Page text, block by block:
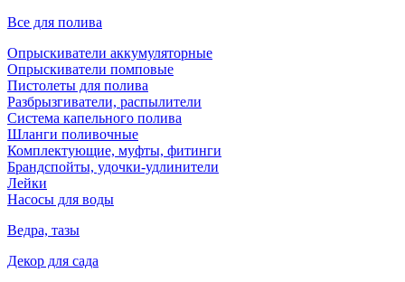
Все для полива
Опрыскиватели аккумуляторные
Опрыскиватели помповые
Пистолеты для полива
Разбрызгиватели, распылители
Система капельного полива
Шланги поливочные
Комплектующие, муфты, фитинги
Брандспойты, удочки-удлинители
Лейки
Насосы для воды
Ведра, тазы
Декор для сада